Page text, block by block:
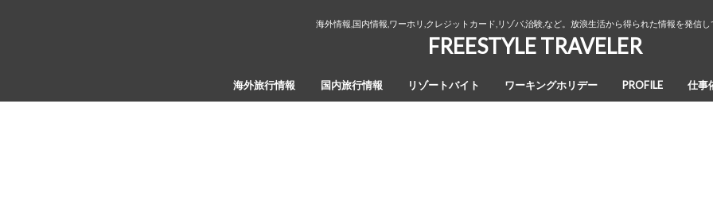
海外情報,国内情報,ワーホリ,クレジットカード,リゾバ,治験,など。放浪生活から得られた情報を発信
FREESTYLE TRAVELER
海外旅行情報 国内旅行情報 リゾートバイト ワーキングホリデー PROFILE 仕事